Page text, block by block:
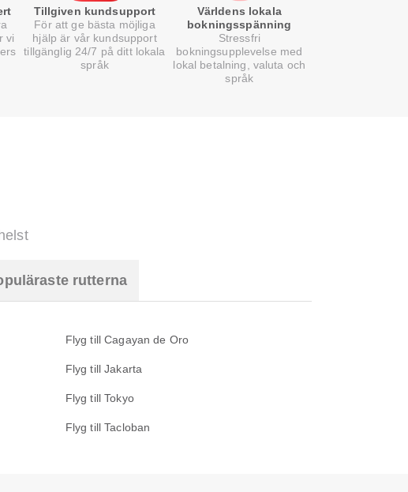
vi
Tillgiven kundsupport
För att ge bästa möjliga
hjälp är vår kundsupport
tillgänglig 24/7 på ditt lokala
språk
Världens lokala
bokningsspänning
Stressfri
bokningsupplevelse med
lokal betalning, valuta och
språk
rutterna
Flyg till Cagayan de Oro
Flyg till Jakarta
Flyg till Tokyo
Flyg till Tacloban